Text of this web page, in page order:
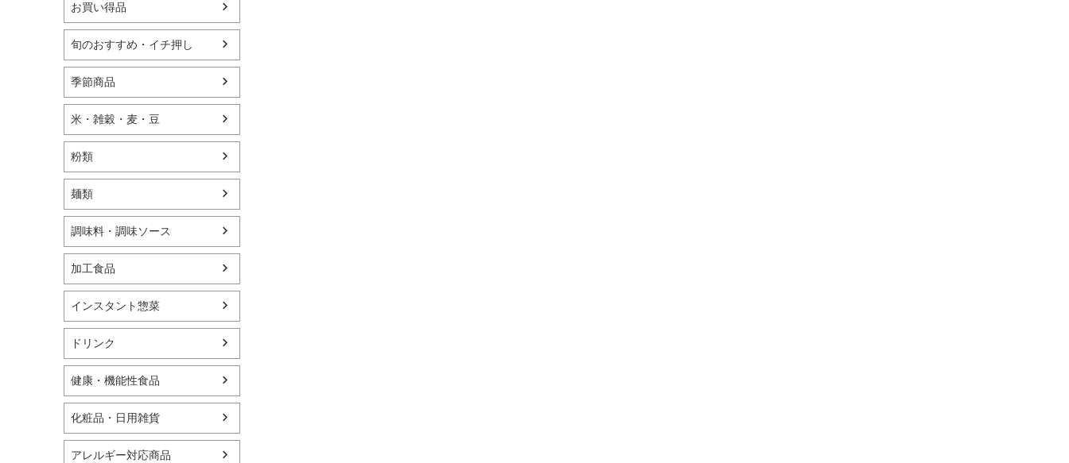
お買い得品
旬のおすすめ・イチ押し
季節商品
米・雑穀・麦・豆
粉類
麺類
調味料・調味ソース
加工食品
インスタント惣菜
ドリンク
健康・機能性食品
化粧品・日用雑貨
アレルギー対応商品